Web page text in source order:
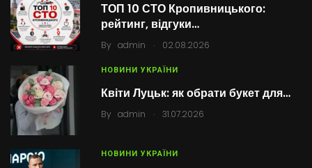
ТОП 10 СТО Кропивницького:
рейтинг, відгуки…
By admin . 02.08.2026
НОВИНИ УКРАЇНИ
Квіти Луцьк: як обрати букет для…
By admin . 31.07.2026
НОВИНИ УКРАЇНИ